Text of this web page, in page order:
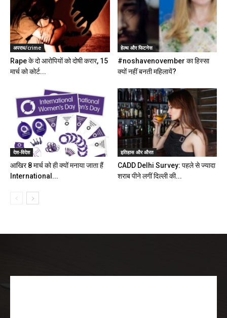
अपराध/crime
Rape के दो आरोपियों को दोषी करार, 15
मार्च को कोर्ट...
हेल्थ और फिटनेस
#noshavenovember का हिस्सा
क्यों नहीं बनती महिलायें?
देश-विदेश
आखिर 8 मार्च को ही क्यों मनाया जाता हैं
International...
इतिहास और औरत
CADD Delhi Survey: पहले से ज्यादा
शराब पीने लगीं दिल्ली की...